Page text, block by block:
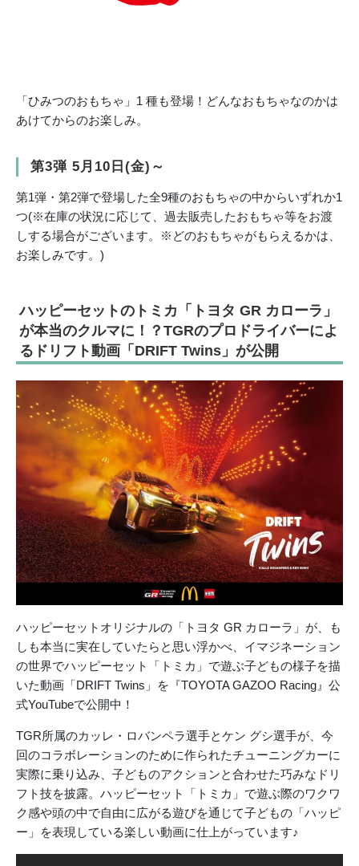
「ひみつのおもちゃ」1 種も登場！どんなおもちゃなのかは
あけてからのお楽しみ。
第3弾 5月10日(金)～
第1弾・第2弾で登場した全9種のおもちゃの中からいずれか1
つ(※在庫の状況に応じて、過去販売したおもちゃ等をお渡
しする場合がございます。※どのおもちゃがもらえるかは、
お楽しみです。)
ハッピーセットのトミカ「トヨタ GR カローラ」
が本当のクルマに！？TGRのプロドライバーによ
るドリフト動画「DRIFT Twins」が公開
ハッピーセットオリジナルの「トヨタ GR カローラ」が、も
しも本当に実在していたらと思い浮かべ、イマジネーション
の世界でハッピーセット「トミカ」で遊ぶ子どもの様子を描
いた動画「DRIFT Twins」を『TOYOTA GAZOO Racing』公
式YouTubeで公開中！
TGR所属のカッレ・ロバンペラ選手とケン グシ選手が、今
回のコラボレーションのために作られたチューニングカーに
実際に乗り込み、子どものアクションと合わせた巧みなドリ
フト技を披露。ハッピーセット「トミカ」で遊ぶ際のワクワ
ク感や頭の中で自由に広がる遊びを通じて子どもの「ハッピ
ー」を表現している楽しい動画に仕上がっています♪